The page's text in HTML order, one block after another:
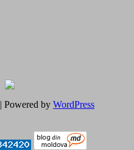
| Powered by WordPress